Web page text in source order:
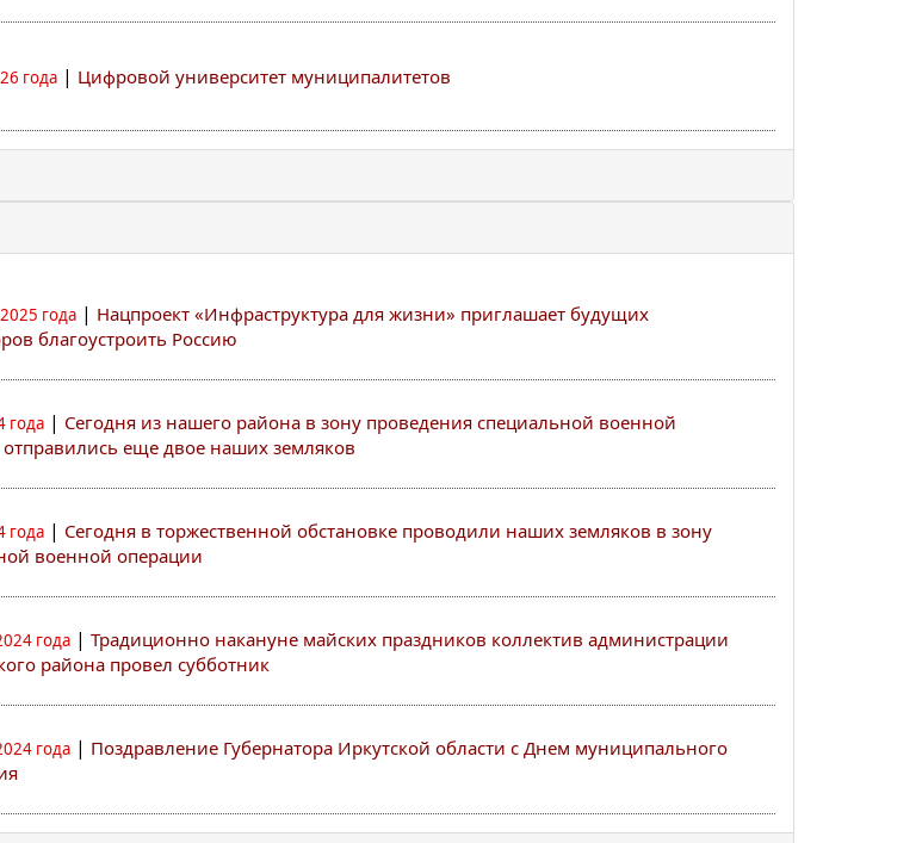
года | Цифровой университет муниципалитетов
года | Нацпроект «Инфраструктура для жизни» приглашает будущих
благоустроить Россию
года | Сегодня из нашего района в зону проведения специальной военной
еще двое наших земляков
года | Сегодня в торжественной обстановке проводили наших земляков в зону
военной операции
года | Традиционно накануне майских праздников коллектив администрации
района провел субботник
года | Поздравление Губернатора Иркутской области с Днем муниципального